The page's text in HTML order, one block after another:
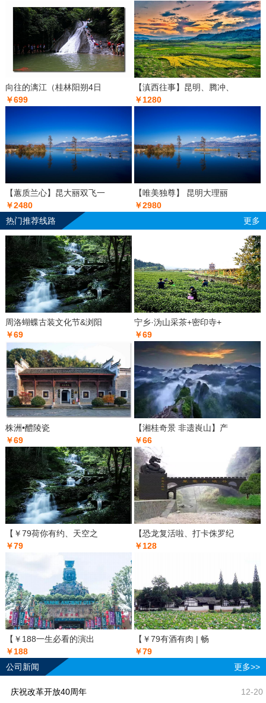
向往的漓江（桂林阳朔4日
￥699
【滇西往事】昆明、腾冲、
￥1280
【蕙质兰心】昆大丽双飞一
￥2480
【唯美独尊】 昆明大理丽
￥2980
热门推荐线路
更多
周洛蝴蝶古装文化节&浏阳
￥69
宁乡·沩山采茶+密印寺+
￥69
株洲•醴陵瓷
￥69
【湘桂奇景 非遗崀山】产
￥66
【￥79荷你有约、天空之
￥79
【恐龙复活啦、打卡侏罗纪
￥128
【￥188一生必看的演出
￥188
【￥79有酒有肉 | 畅
￥79
公司新闻
更多>>
庆祝改革开放40周年
12-20